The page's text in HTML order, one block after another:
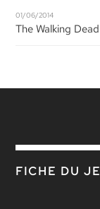
01/06/2014
The Walking
FICHE DU